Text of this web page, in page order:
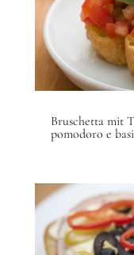
Bruschetta mit
pomodoro e